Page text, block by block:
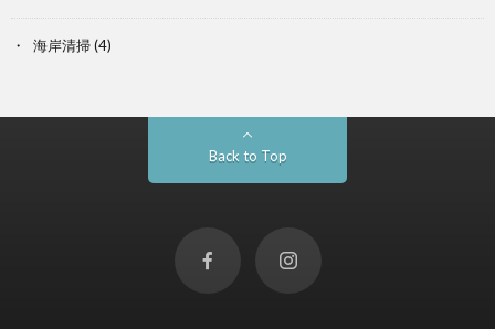
海岸清掃(4)
Back to Top